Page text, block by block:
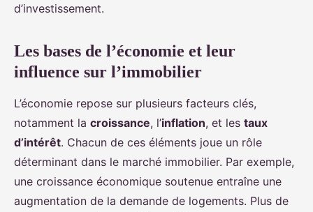
d’investissement.
Les bases de l’économie et leur
influence sur l’immobilier
L’économie repose sur plusieurs facteurs clés,
notamment la croissance, l’inflation, et les taux
d’intérêt. Chacun de ces éléments joue un rôle
déterminant dans le marché immobilier. Par exemple,
une croissance économique soutenue entraîne une
augmentation de la demande de logements. Plus de